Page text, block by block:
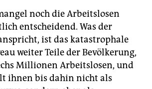
noch die Arbeitslosen
entscheidend. Was der
ist das katastrophale
weiter Teile der Bevölkerung,
Millionen Arbeitslosen, und
ihnen bis dahin nicht als